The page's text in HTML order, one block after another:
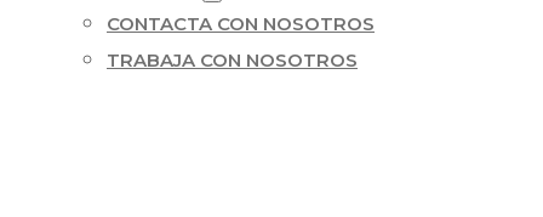
CONTACTA CON NOSOTROS
TRABAJA CON NOSOTROS